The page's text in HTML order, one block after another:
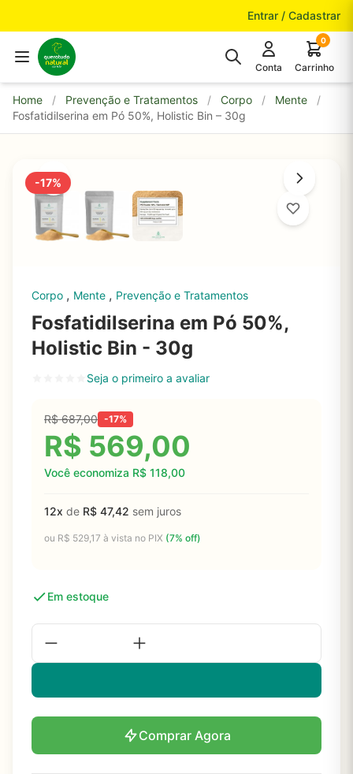
Entrar / Cadastrar
Conta
0
Carrinho
Home / Prevenção e Tratamentos / Corpo / Mente
/
Fosfatidilserina em Pó 50%, Holistic Bin – 30g
-17%
Corpo , Mente , Prevenção e Tratamentos
Fosfatidilserina em Pó 50%,
Holistic Bin - 30g
Seja o primeiro a avaliar
R$687,00 -17%
R$ 569,00
Você economiza R$ 118,00
12x de R$ 47,42 sem juros
ou R$ 529,17 à vista no PIX (7% off)
Em estoque
Comprar Agora